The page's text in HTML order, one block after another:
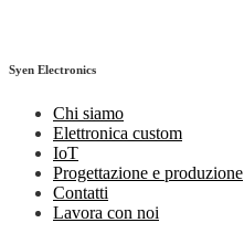
Syen Electronics
Chi siamo
Elettronica custom
IoT
Progettazione e produzione
Contatti
Lavora con noi